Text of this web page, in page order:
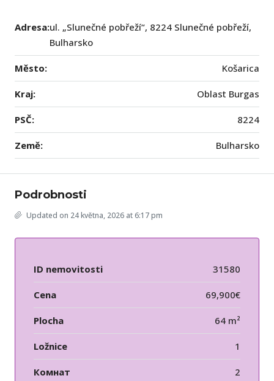
Adresa:ul. „Slunečné pobřeží“, 8224 Slunečné pobřeží,
Bulharsko
Město: Košarica
Kraj: Oblast Burgas
PSČ: 8224
Země: Bulharsko
Podrobnosti
Updated on 24 května, 2026 at 6:17 pm
ID nemovitosti 31580
Cena 69,900€
Plocha 64 m²
Ložnice 1
Комнат 2